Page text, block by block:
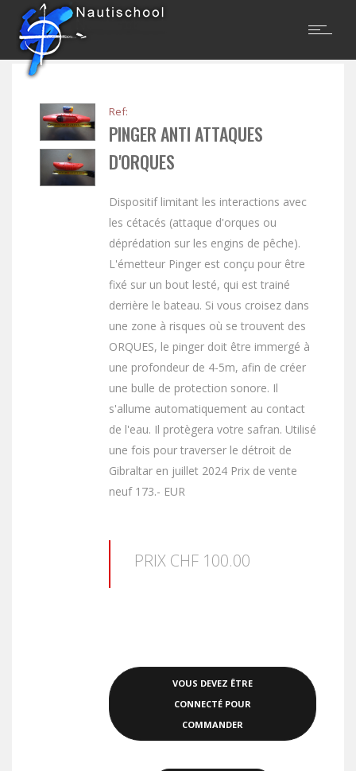
Ref:
PINGER ANTI ATTAQUES
D'ORQUES
Dispositif limitant les interactions avec
les cétacés (attaque d'orques ou
déprédation sur les engins de pêche).
L'émetteur Pinger est conçu pour être
fixé sur un bout lesté, qui est trainé
derrière le bateau. Si vous croisez dans
une zone à risques où se trouvent des
ORQUES, le pinger doit être immergé à
une profondeur de 4-5m, afin de créer
une bulle de protection sonore. Il
s'allume automatiquement au contact
de l'eau. Il protègera votre safran. Utilisé
une fois pour traverser le détroit de
Gibraltar en juillet 2024 Prix de vente
neuf 173.- EUR
PRIX CHF 100.00
VOUS DEVEZ ÊTRE
CONNECTÉ POUR
COMMANDER